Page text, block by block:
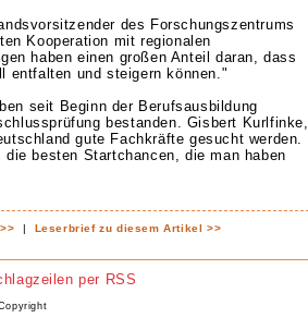
des Forschungszentrums
Kooperation mit regionalen
haben einen großen Anteil daran, dass
entfalten und steigern können."
seit Beginn der Berufsausbildung
bestanden. Gisbert Kurlfinke,
gute Fachkräfte gesucht werden.
besten Startchancen, die man haben
| Leserbrief zu diesem Artikel >>
per RSS